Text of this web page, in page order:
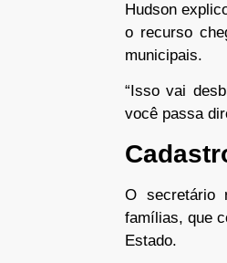
Hudson
o recurso
municipais.
“Isso vai
você passa
O secretário
famílias, que
Estado.